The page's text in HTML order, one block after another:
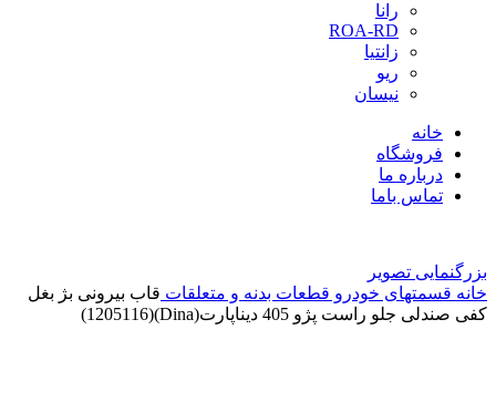
رانا
ROA-RD
زانتیا
ریو
نیسان
خانه
فروشگاه
درباره ما
تماس باما
بزرگنمایی تصویر
خانه قسمتهای خودرو قطعات بدنه و متعلقات قاب بیرونی بژ بغل
کفی صندلی جلو راست پژو 405 دیناپارت(Dina)(1205116)